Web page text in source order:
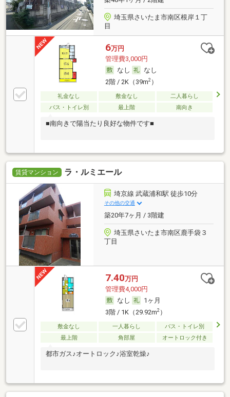
埼玉県さいたま市南区根岸１丁
目
6万円
管理費3,000円
なし
なし
2階 / 2K（39m2）
礼金なし 敷金なし
二人暮らし
バス・トイレ別
最上階 南向き
■南向きで陽当たり良好な物件です■
賃貸マンション ラ・ルミエール
埼京線 武蔵浦和駅 徒歩10分
その他の交通
築20年7ヶ月 / 3階建
埼玉県さいたま市南区鹿手袋３
丁目
7.40万円
管理費4,000円
なし
1ヶ月
3階 / 1K（29.92m2）
敷金なし 一人暮らし
バス・トイレ別
最上階
角部屋 オートロック付き
都市ガス♪オートロック♪浴室乾燥♪